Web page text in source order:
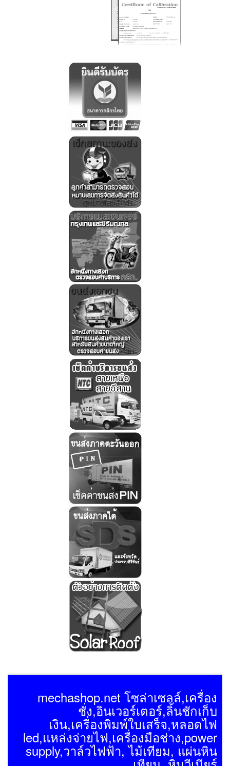
mechashop.net โซล่าเซลล์,เครื่อง
ชั่ง,อินเวอร์เตอร์,ลิ้นชักเก็บ
เงิน,เครื่องพิมพ์ใบเสร็จ,หลอดไฟ
led,แหล่งจ่ายไฟ,เครื่องมือช่าง,power
supply,วาล์วไฟฟ้า, ไม้เทียม, แผ่นหิน